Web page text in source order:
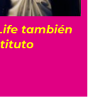
también